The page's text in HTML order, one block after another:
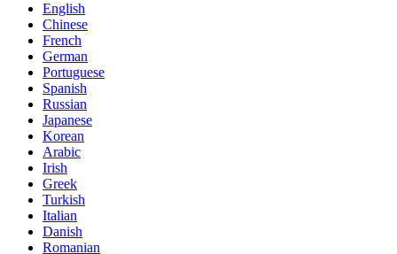
English
Chinese
French
German
Portuguese
Spanish
Russian
Japanese
Korean
Arabic
Irish
Greek
Turkish
Italian
Danish
Romanian